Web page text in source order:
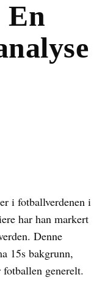
En
i fotballverdenen i
har han markert
Denne
15s bakgrunn,
generelt.